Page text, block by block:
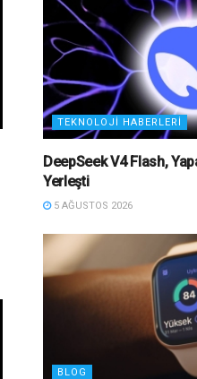
TEKNOLOJI HABERLERI
DeepSeek V4 Flash,
Yerleşti
5 AĞUSTOS 2026
BLOG